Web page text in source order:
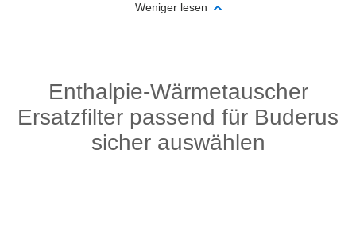
Weniger lesen
Enthalpie-Wärmetauscher
Ersatzfilter passend für Buderus
sicher auswählen